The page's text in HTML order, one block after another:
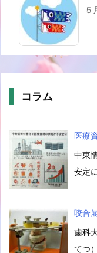
５
コラム
医療
中東
安定
咬合
歯科
てつ